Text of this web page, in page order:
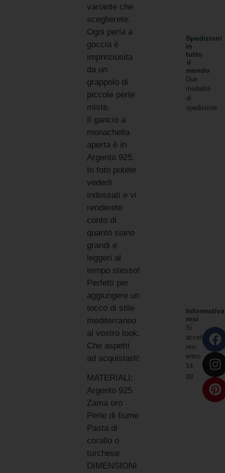
variante che
sceglierete.
Ogni perla a
goccia è
impreziosita
da un
grappolo di
piccole perle
miste.
Il gancio a
monachella
aperta è in
Argento 925.
In foto potete
vederli
indossati e vi
renderete
conto di
quanto siano
grandi e
leggeri al
tempo stesso!
Perfetti per
aggiungere un
tocco di stile
mediterraneo
al vostro look.
Che aspetti
ad acquistarli!
MATERIALI:
Argento 925
Zama oro
Perle di fiume
Pasta di
corallo o
turchese
DIMENSIONI
Spedizioni
in
tutto
il
mondo
Due
modalità
di
spedizione
Informativa
resi
Si
accettano
resi
entro
14
gg